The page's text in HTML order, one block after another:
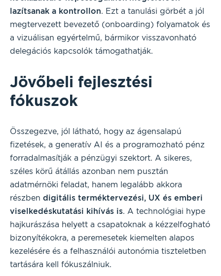
lazítsanak a kontrollon. Ezt a tanulási görbét a jól
megtervezett bevezető (onboarding) folyamatok és
a vizuálisan egyértelmű, bármikor visszavonható
delegációs kapcsolók támogathatják.
Jövőbeli fejlesztési
fókuszok
Összegezve, jól látható, hogy az ágensalapú
fizetések, a generatív AI és a programozható pénz
forradalmasítják a pénzügyi szektort. A sikeres,
széles körű átállás azonban nem pusztán
adatmérnöki feladat, hanem legalább akkora
részben digitális terméktervezési, UX és emberi
viselkedéskutatási kihívás is. A technológiai hype
hajkurászása helyett a csapatoknak a kézzelfogható
bizonyítékokra, a peremesetek kiemelten alapos
kezelésére és a felhasználói autonómia tiszteletben
tartására kell fókuszálniuk.